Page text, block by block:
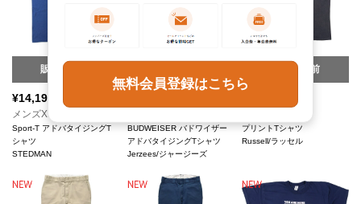
販売開始前
¥14,190
メンズXL
Sport-T アドバタイジングT
シャツ
STEDMAN
BUDWEISER バドワイザー
アドバタイジングTシャツ
Jerzees/ジャージーズ
販売開始前
プリントTシャツ
Russell/ラッセル
無料会員登録はこちら